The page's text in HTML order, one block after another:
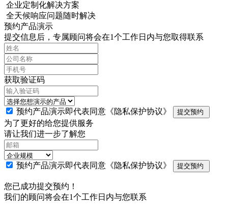
企业定制化解决方案
全天候响应问题随时解决
预约产品演示
提交信息后，专属顾问将会在1个工作日内与您取得联系
获取验证码
预约产品演示即代表同意 《隐私保护协议》 提交预约
为了更好的给您提供服务
请让我们进一步了解您
预约产品演示即代表同意 《隐私保护协议》 提交预约
您已成功提交预约！
我们的顾问将会在1个工作日内与您联系